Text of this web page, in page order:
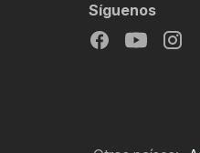
Síguenos